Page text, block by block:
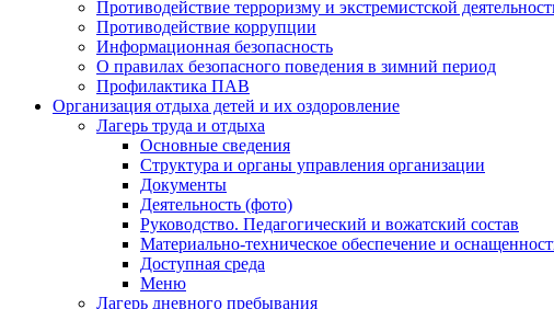
Противодействие терроризму и экстремистской
Противодействие коррупции
Информационная безопасность
О правилах безопасного поведения в зимний период
Профилактика ПАВ
Организация отдыха детей и их оздоровление
Лагерь труда и отдыха
Основные сведения
Структура и органы управления организации
Документы
Деятельность (фото)
Руководство. Педагогический и вожатский состав
Материально-техническое обеспечение и
Доступная среда
Меню
Лагерь дневного пребывания